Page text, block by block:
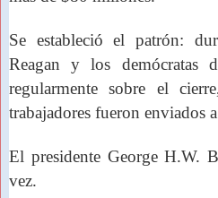
Se estableció el patrón:
Reagan y los demócratas
regularmente sobre el
trabajadores fueron enviados a
El presidente George H.W.
vez.